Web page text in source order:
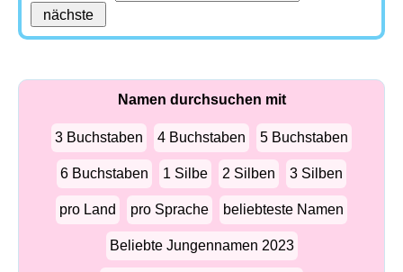
Namen durchsuchen mit
3 Buchstaben 4 Buchstaben 5 Buchstaben
6 Buchstaben 1 Silbe 2 Silben 3 Silben
pro Land pro Sprache beliebteste Namen
Beliebte Jungennamen 2023